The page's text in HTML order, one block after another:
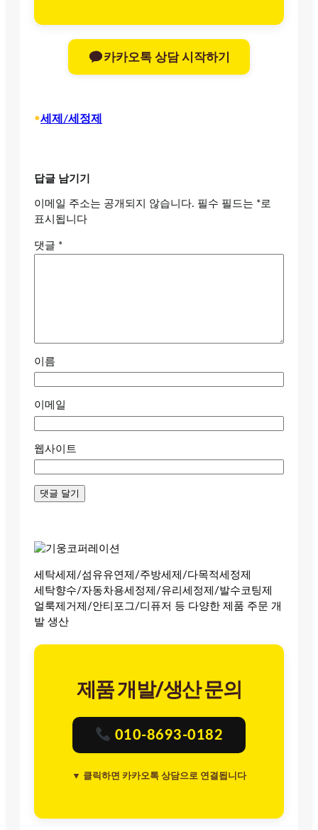
카카오톡 상담 시작하기
•세제/세정제
답글 남기기
이메일 주소는 공개되지 않습니다. 필수 필드는 *로
표시됩니다
댓글 *
이름
이메일
웹사이트
세탁세제/섬유유연제/주방세제/다목적세정제
세탁향수/자동차용세정제/유리세정제/발수코팅제
얼룩제거제/안티포그/디퓨저 등 다양한 제품 주문 개
발 생산
제품 개발/생산 문의
010-8693-0182
▼ 클릭하면 카카오톡 상담으로 연결됩니다